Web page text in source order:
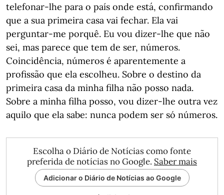
telefonar-lhe para o país onde está, confirmando
que a sua primeira casa vai fechar. Ela vai
perguntar-me porquê. Eu vou dizer-lhe que não
sei, mas parece que tem de ser, números.
Coincidência, números é aparentemente a
profissão que ela escolheu. Sobre o destino da
primeira casa da minha filha não posso nada.
Sobre a minha filha posso, vou dizer-lhe outra vez
aquilo que ela sabe: nunca podem ser só números.
Escolha o Diário de Notícias como fonte
preferida de notícias no Google. Saber mais
Adicionar o Diário de Notícias ao Google